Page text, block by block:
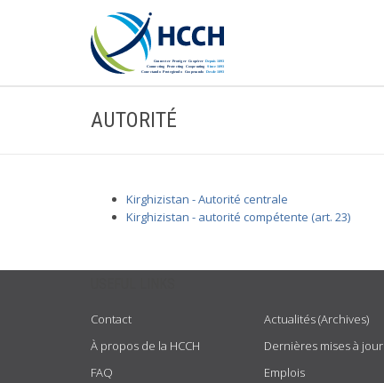
AUTORITÉ
Kirghizistan - Autorité centrale
Kirghizistan - autorité compétente (art. 23)
Contact
À propos de la HCCH
FAQ
Actualités (Archives)
Dernières mises à jour
Emplois